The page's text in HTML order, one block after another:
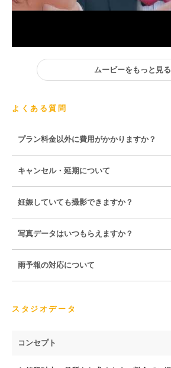
ムービーをもっと見る
よくある質問
プラン料金以外に費用がかかりますか？
キャンセル・延期について
妊娠していても撮影できますか？
写真データはいつもらえますか？
雨予報の対応について
スタジオデータ
コンセプト